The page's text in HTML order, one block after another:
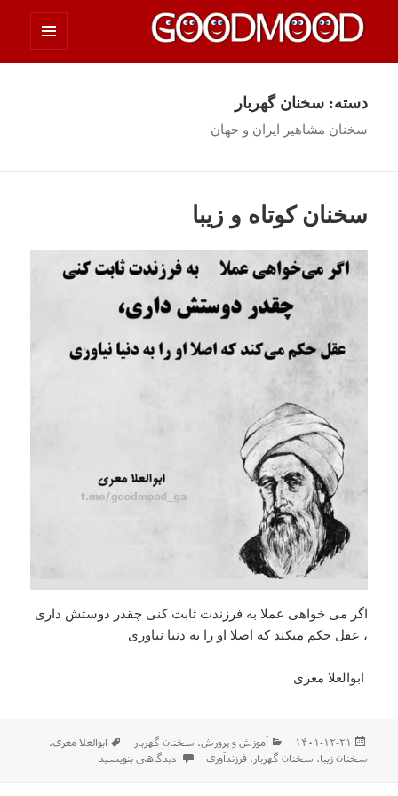
چیزای خووب مووب
دسته:سخنان گهربار
سخنان مشاهير ايران و جهان
سخنان کوتاه و زیبا
اگر می خواهی عملا به فرزندت ثابت کنی چقدر دوستش داری
، عقل حکم میکند که اصلا او را به دنیا نیاوری
ابوالعلا معری
ارسال
شده
۱۴۰۱-۱۲-۲۱ دسته‌ها
آموزش و پرورش، سخنان گهربار برچسب‌ها
ابوالعلا معری،
سخنان زیبا، سخنان گهربار ،فرزندآوری برای سخنان کوتاه و زیبا
دیدگاهی بنویسید